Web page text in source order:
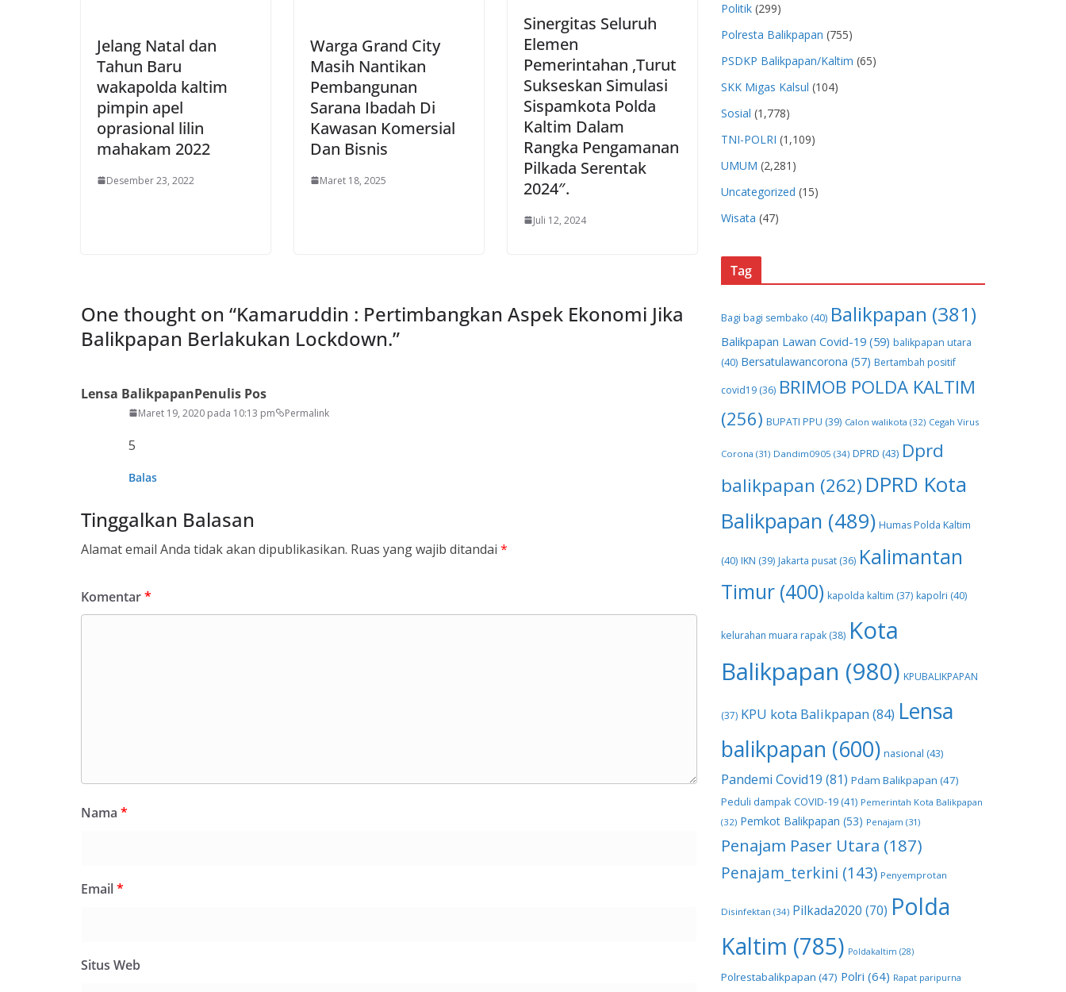
Jelang Natal dan
Tahun Baru
wakapolda kaltim
pimpin apel
oprasional lilin
mahakam 2022
Desember 23, 2022
Warga Grand City
Masih Nantikan
Pembangunan
Sarana Ibadah Di
Kawasan Komersial
Dan Bisnis
Maret 18, 2025
Sinergitas Seluruh
Elemen
Pemerintahan ,Turut
Sukseskan Simulasi
Sispamkota Polda
Kaltim Dalam
Rangka Pengamanan
Pilkada Serentak
2024″.
Juli 12, 2024
One thought on “Kamaruddin : Pertimbangkan Aspek Ekonomi Jika
Balikpapan Berlakukan Lockdown.”
Lensa BalikpapanPenulis Pos
Maret 19, 2020 pada 10:13 pm Permalink
5
Balas
Tinggalkan Balasan
Alamat email Anda tidak akan dipublikasikan. Ruas yang wajib ditandai *
Komentar*
Nama *
Email*
Situs Web
Politik (299)
Polresta Balikpapan (755)
PSDKP Balikpapan/Kaltim (65)
SKK Migas Kalsul (104)
Sosial (1,778)
TNI-POLRI (1,109)
UMUM (2,281)
Uncategorized (15)
Wisata (47)
Tag
Bagi bagi sembako (40) Balikpapan (381)
Balikpapan Lawan Covid-19 (59) balikpapan utara
(40) Bersatulawancorona (57) Bertambah positif
covid19 (36) BRIMOB POLDA KALTIM
(256) BUPATI PPU (39) Calon walikota (32) Cegah Virus
Corona (31) Dandim0905 (34) DPRD (43) Dprd
balikpapan (262) DPRD Kota
Balikpapan (489) Humas Polda Kaltim
(40) IKN (39) Jakarta pusat (36) Kalimantan
Timur (400) kapolda kaltim (37) kapolri (40)
kelurahan muara rapak (38) Kota
Balikpapan (980) KPUBALIKPAPAN
(37) KPU kota Balikpapan (84) Lensa
balikpapan (600) nasional (43)
Pandemi Covid19 (81) Pdam Balikpapan (47)
Peduli dampak COVID-19 (41) Pemerintah Kota Balikpapan
(32) Pemkot Balikpapan (53) Penajam (31)
Penajam Paser Utara (187)
Penajam_terkini (143) Penyemprotan
Disinfektan (34) Pilkada2020 (70) Polda
Kaltim (785) Poldakaltim (28)
Polrestabalikpapan (47) Polri (64) Rapat paripurna